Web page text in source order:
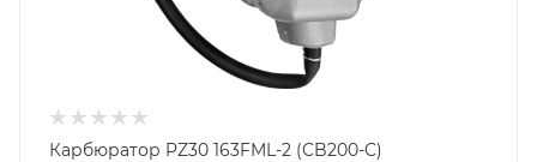
Карбюратор PZ30 163FML-2 (CB200-C)